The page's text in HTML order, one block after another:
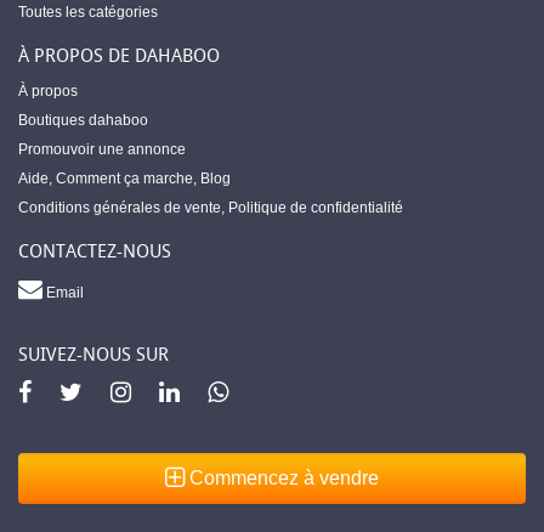
Toutes les catégories
À PROPOS DE DAHABOO
À propos
Boutiques dahaboo
Promouvoir une annonce
Aide, Comment ça marche, Blog
Conditions générales de vente, Politique de confidentialité
CONTACTEZ-NOUS
Email
SUIVEZ-NOUS SUR
Commencez à vendre